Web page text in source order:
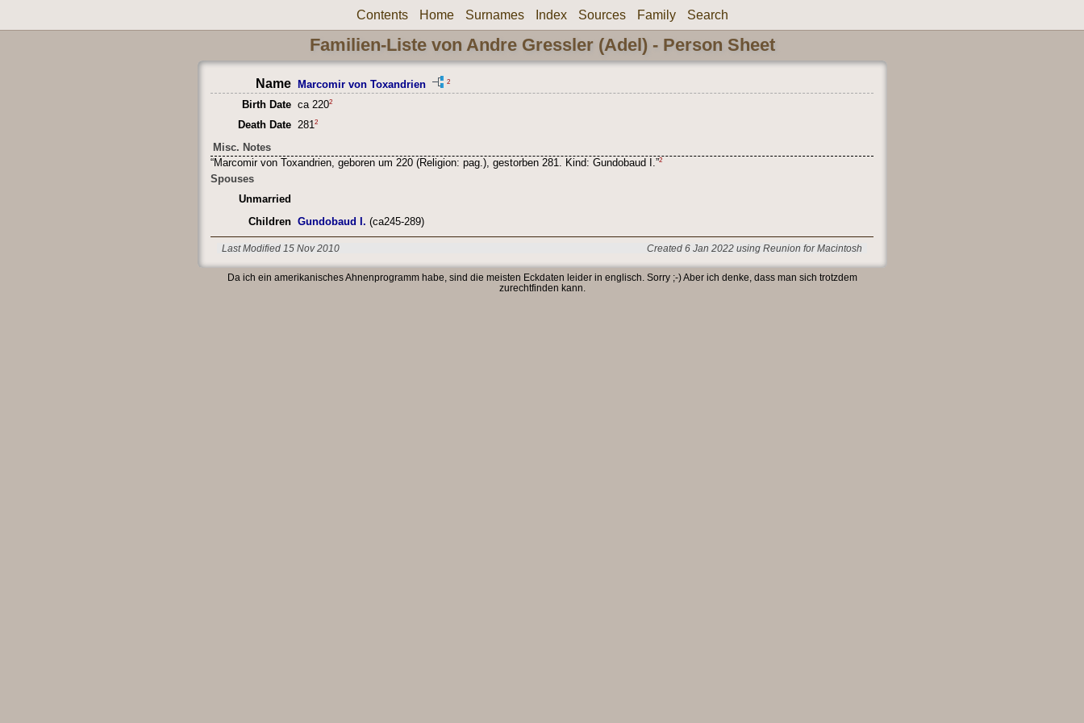
Contents Home Surnames Index Sources Family Search
Familien-Liste von Andre Gressler (Adel) - Person Sheet
Name Marcomir von Toxandrien 2
Birth Date ca 2202
Death Date 2812
Misc. Notes
“Marcomir von Toxandrien, geboren um 220 (Religion: pag.), gestorben 281. Kind: Gundobaud I.”2
Spouses
Unmarried
Children Gundobaud I. (ca245-289)
Last Modified 15 Nov 2010 Created 6 Jan 2022 using Reunion for Macintosh
Da ich ein amerikanisches Ahnenprogramm habe, sind die meisten Eckdaten leider in englisch. Sorry ;-) Aber ich denke, dass man sich trotzdem
zurechtfinden kann.